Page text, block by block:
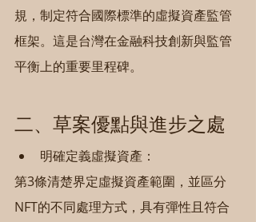
規，制定符合國際標準的虛擬資產監管
框架。這是台灣在金融科技創新與監管
平衡上的重要里程碑。
二、草案優點與進步之處
明確定義虛擬資產：
第3條清楚界定虛擬資產範圍，並區分
NFT的不同處理方式，具有彈性且符合